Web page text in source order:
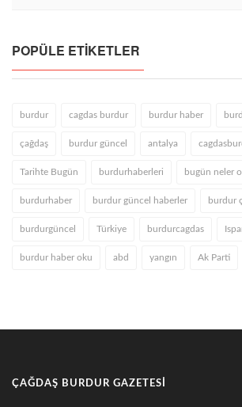
POPÜLE ETIKETLER
burdur cagdas burdur burdur haber
çağdaş burdur güncel antalya
Tarihte Bugün burdurhaberleri bugün neler
burdurhaber burdur güncel haberler burdur
burdurgüncel Türkiye burdurcagdas
burdur haber oku abd yangın Ak Parti
ÇAĞDAŞ BURDUR GAZETESI